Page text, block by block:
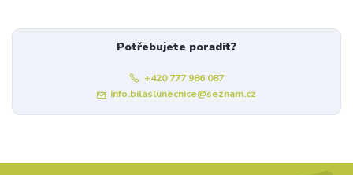
Potřebujete poradit?
+420 777 986 087
info.bilaslunecnice@seznam.cz